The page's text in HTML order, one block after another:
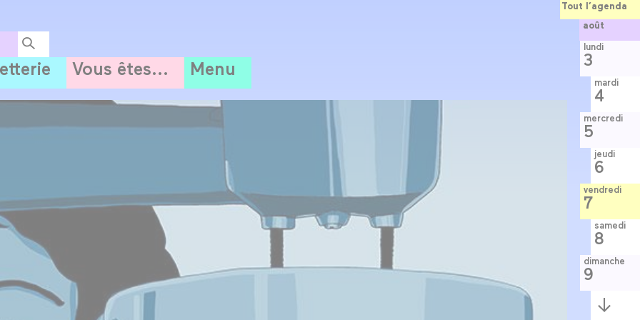
Vous êtes... Menu
Tout l’agenda
août
lundi
3
mardi
4
mercredi
5
jeudi
6
vendredi
7
samedi
8
dimanche
9
Semaine
suivante